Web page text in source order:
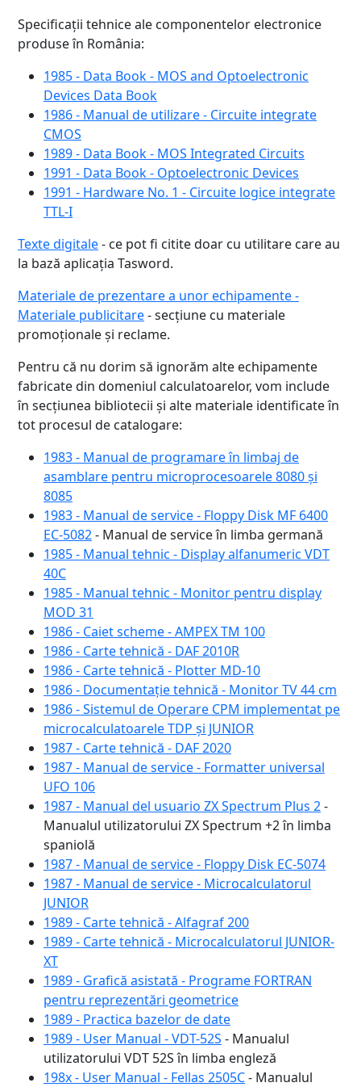
Specificații tehnice ale componentelor electronice
produse în România:
1985 - Data Book - MOS and Optoelectronic
Devices Data Book
1986 - Manual de utilizare - Circuite integrate
CMOS
1989 - Data Book - MOS Integrated Circuits
1991 - Data Book - Optoelectronic Devices
1991 - Hardware No. 1 - Circuite logice integrate
TTL-I
Texte digitale- ce pot fi citite doar cu utilitare care au
la bază aplicația Tasword.
Materiale de prezentare a unor echipamente -
Materiale publicitare- secțiune cu materiale
promoționale și reclame.
Pentru că nu dorim să ignorăm alte echipamente
fabricate din domeniul calculatoarelor, vom include
în secțiunea bibliotecii și alte materiale identificate în
tot procesul de catalogare:
1983 - Manual de programare în limbaj de
asamblare pentru microprocesoarele 8080 și
8085
1983 - Manual de service - Floppy Disk MF 6400
EC-5082- Manual de service în limba germană
1985 - Manual tehnic - Display alfanumeric VDT
40C
1985 - Manual tehnic - Monitor pentru display
MOD 31
1986 - Caiet scheme - AMPEX TM 100
1986 - Carte tehnică - DAF 2010R
1986 - Carte tehnică - Plotter MD-10
1986 - Documentație tehnică - Monitor TV 44 cm
1986 - Sistemul de Operare CPM implementat pe
microcalculatoarele TDP și JUNIOR
1987 - Carte tehnică - DAF 2020
1987 - Manual de service - Formatter universal
UFO 106
1987 - Manual del usuario ZX Spectrum Plus 2-
Manualul utilizatorului ZX Spectrum +2 în limba
spaniolă
1987 - Manual de service - Floppy Disk EC-5074
1987 - Manual de service - Microcalculatorul
JUNIOR
1989 - Carte tehnică - Alfagraf 200
1989 - Carte tehnică - Microcalculatorul JUNIOR-
XT
1989 - Grafică asistată - Programe FORTRAN
pentru reprezentări geometrice
1989 - Practica bazelor de date
1989 - User Manual - VDT-52S - Manualul
utilizatorului VDT 52S în limba engleză
198x - User Manual - Fellas 2505C- Manualul